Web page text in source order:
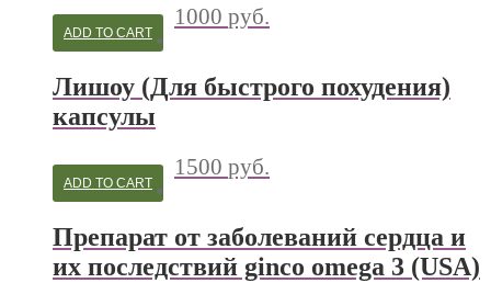
1000 руб.
ADD TO CART
Лишоу (Для быстрого похудения)
капсулы
1500 руб.
ADD TO CART
Препарат от заболеваний сердца и
их последствий ginco omega 3 (USA)